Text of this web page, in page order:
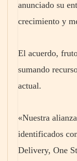
anunciado su
crecimiento y
El acuerdo,
sumando
actual.
«Nuestra
identificados
Delivery, One